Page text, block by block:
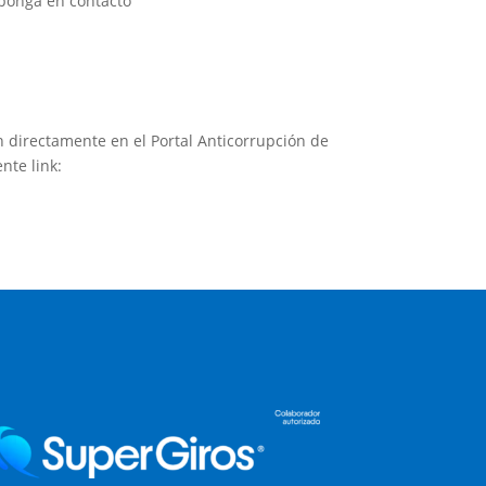
en el Portal Anticorrupción de
link: